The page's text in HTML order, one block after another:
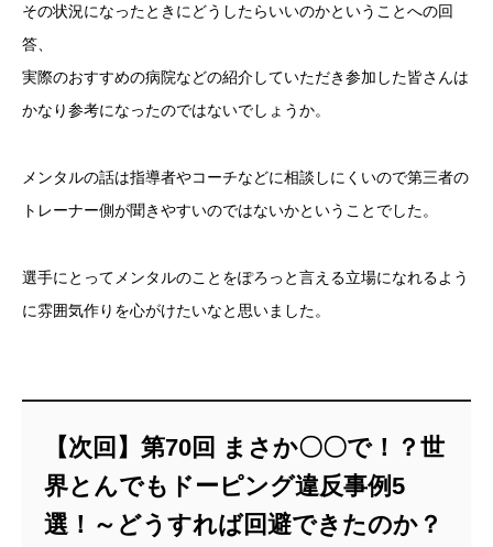
その状況になったときにどうしたらいいのかということへの回
答、
実際のおすすめの病院などの紹介していただき参加した皆さんは
かなり参考になったのではないでしょうか。
メンタルの話は指導者やコーチなどに相談しにくいので第三者の
トレーナー側が聞きやすいのではないかということでした。
選手にとってメンタルのことをぽろっと言える立場になれるよう
に雰囲気作りを心がけたいなと思いました。
【次回】第70回 まさか〇〇で！？世
界とんでもドーピング違反事例5
選！～どうすれば回避できたのか？